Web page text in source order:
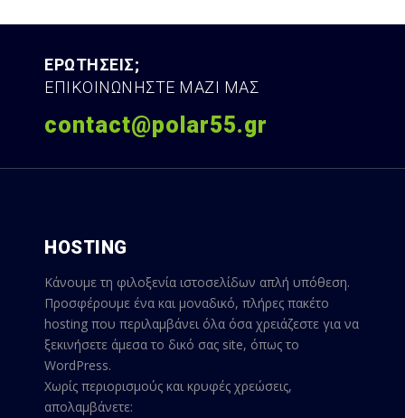
ΕΡΩΤΗΣΕΙΣ;
ΕΠΙΚΟΙΝΩΝΗΣΤΕ ΜΑΖΙ ΜΑΣ
contact@polar55.gr
HOSTING
Κάνουμε τη φιλοξενία ιστοσελίδων απλή υπόθεση.
Προσφέρουμε ένα και μοναδικό, πλήρες πακέτο
hosting που περιλαμβάνει όλα όσα χρειάζεστε για να
ξεκινήσετε άμεσα το δικό σας site, όπως το
WordPress.
Χωρίς περιορισμούς και κρυφές χρεώσεις,
απολαμβάνετε: